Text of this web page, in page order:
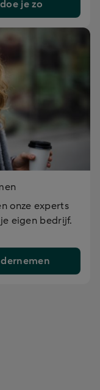
je zo
onze experts
eigen bedrijf.